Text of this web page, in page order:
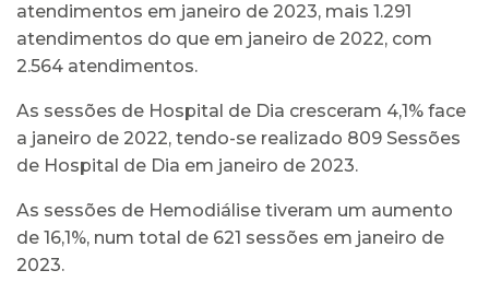
atendimentos em janeiro de 2023, mais 1.291
atendimentos do que em janeiro de 2022, com
2.564 atendimentos.
As sessões de Hospital de Dia cresceram 4,1% face
a janeiro de 2022, tendo-se realizado 809 Sessões
de Hospital de Dia em janeiro de 2023.
As sessões de Hemodiálise tiveram um aumento
de 16,1%, num total de 621 sessões em janeiro de
2023.